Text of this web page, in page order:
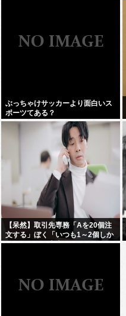
ぶっちゃけサッカーより面白いス
ポーツてある？
【呆然】取引先専務「Aを20個注
文する」ぼく「いつも1～2個しか
使わないけど本当に20であって